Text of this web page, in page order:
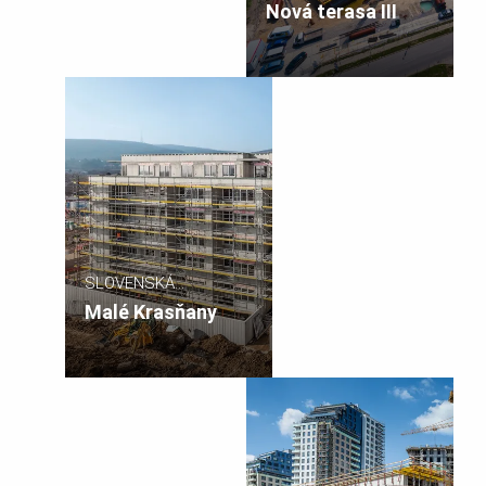
REPUBLIKA
Nová terasa III
SLOVENSKÁ
REPUBLIKA
Malé Krasňany